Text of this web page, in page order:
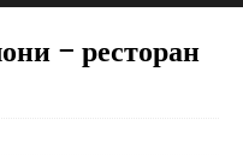
– ресторан